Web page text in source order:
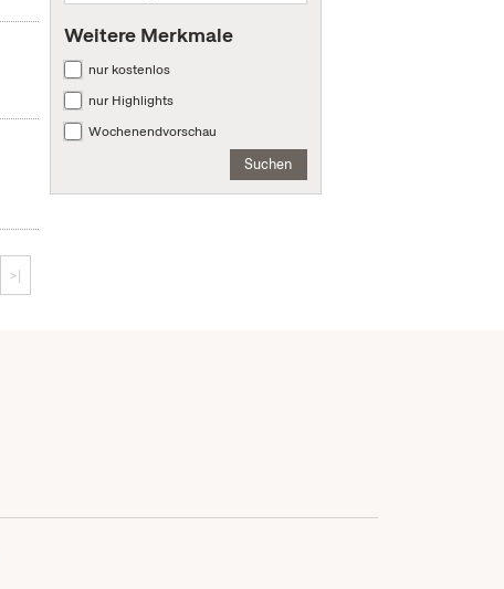
>|
Weitere Merkmale
nur kostenlos
nur Highlights
Wochenendvorschau
Suchen